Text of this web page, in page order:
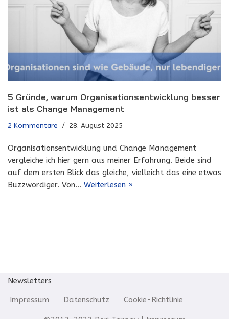
5 Gründe, warum Organisationsentwicklung besser
ist als Change Management
2 Kommentare 28. August 2025
Organisationsentwicklung und Change Management
vergleiche ich hier gern aus meiner Erfahrung. Beide sind
auf dem ersten Blick das gleiche, vielleicht das eine etwas
Buzzwordiger. Von… Weiterlesen »
Newsletters
Impressum Datenschutz Cookie-Richtlinie